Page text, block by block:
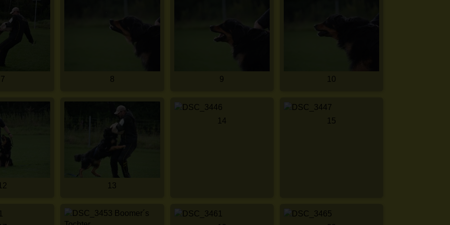
7 8 9 10
13
14 15